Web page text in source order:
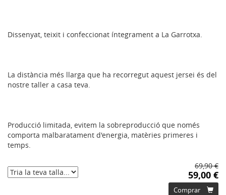
Dissenyat, teixit i confeccionat íntegrament a La Garrotxa.
La distància més llarga que ha recorregut aquest jersei és del
nostre taller a casa teva.
Producció limitada, evitem la sobreproducció que només
comporta malbaratament d'energia, matèries primeres i
temps.
69,90 €
59,00 €
Comprar